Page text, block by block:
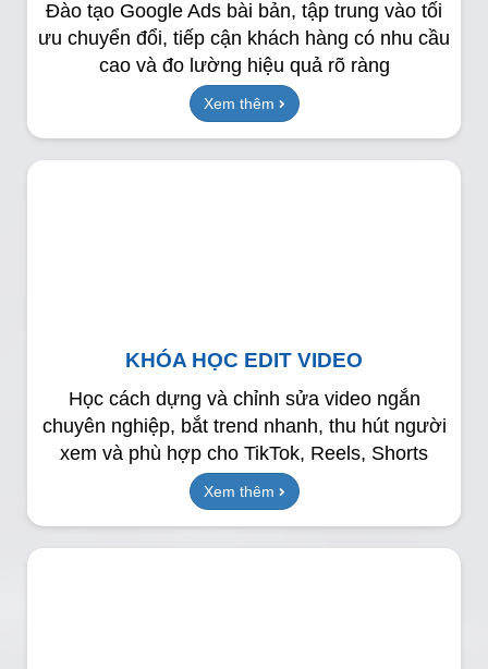
Đào tạo Google Ads bài bản, tập trung vào tối
ưu chuyển đổi, tiếp cận khách hàng có nhu cầu
cao và đo lường hiệu quả rõ ràng
Xem thêm
KHÓA HỌC EDIT VIDEO
Học cách dựng và chỉnh sửa video ngắn
chuyên nghiệp, bắt trend nhanh, thu hút người
xem và phù hợp cho TikTok, Reels, Shorts
Xem thêm